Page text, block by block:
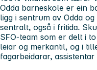
Odda barneskole er ein
ligg i sentrum av Odda
sentralt, også i fritida.
SFO-team som er delt i
leiar og merkantil, og i
fagarbeidarar,